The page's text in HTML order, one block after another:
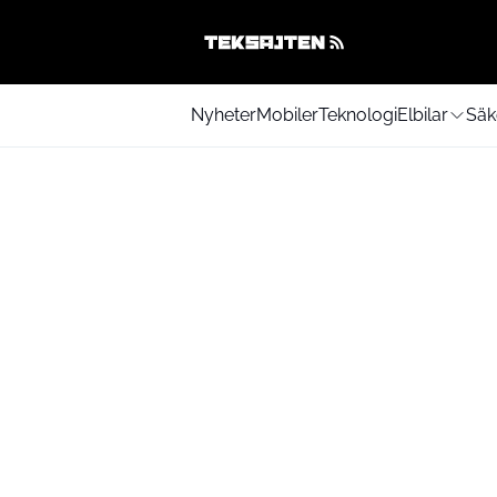
NyheterMobilerTeknologiElbilar